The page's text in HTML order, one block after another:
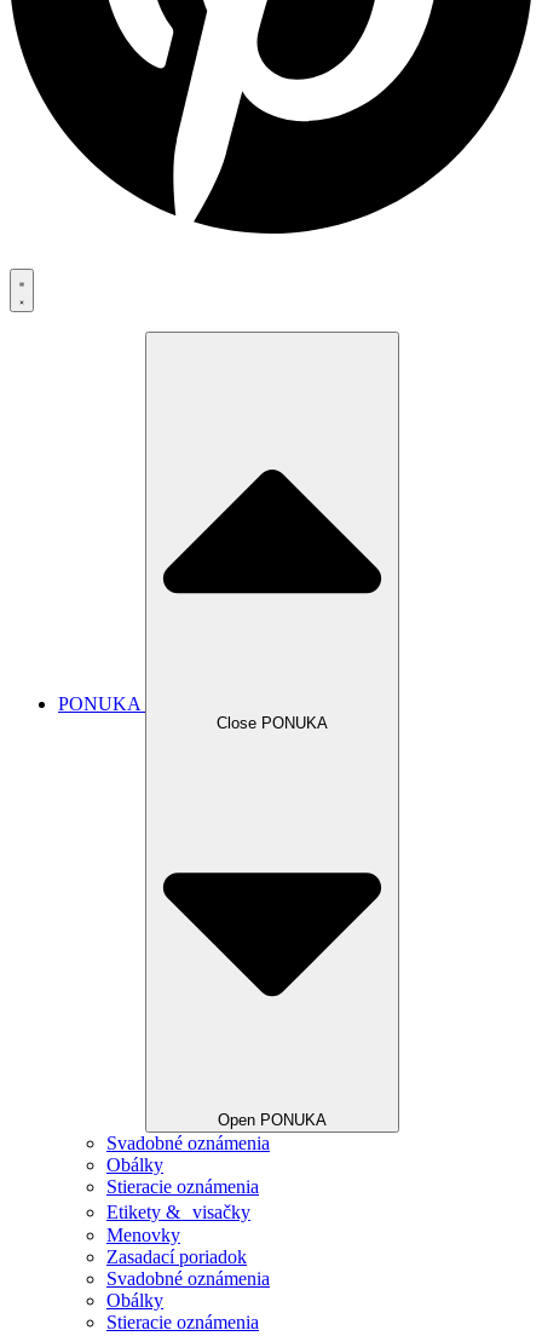
PONUKA
Close PONUKA
Open PONUKA
Svadobné oznámenia
Obálky
Stieracie oznámenia
Etikety & visačky
Menovky
Zasadací poriadok
Svadobné oznámenia
Obálky
Stieracie oznámenia